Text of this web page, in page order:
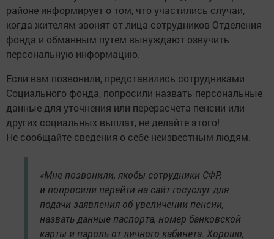
районе информирует о том, что участились случаи,
когда жителям звонят от лица сотрудников Отделения
фонда и обманным путем вынуждают озвучить
персональную информацию.
Если вам позвонили, представились сотрудниками
Социального фонда, попросили назвать персональные
данные для уточнения или перерасчета пенсии или
других социальных выплат, не делайте этого!
Не сообщайте сведения о себе неизвестным людям.
«Мне позвонили, якобы сотрудники СФР,
и попросили перейти на сайт госуслуг для
подачи заявления об увеличении пенсии,
назвать данные паспорта, номер банковской
карты и пароль от личного кабинета. Хорошо,